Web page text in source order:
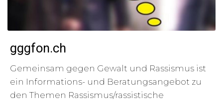
gggfon.ch
Gemeinsam gegen Gewalt und Rassismus ist
ein Informations- und Beratungsangebot zu
den Themen Rassismus/rassistische